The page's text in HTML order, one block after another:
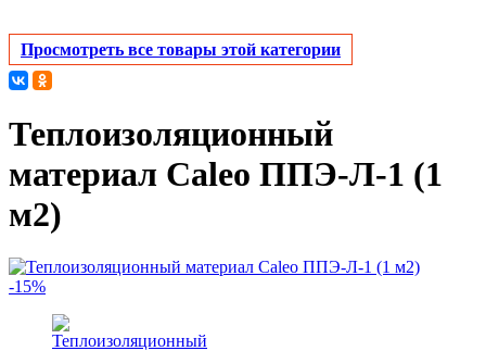
Просмотреть все товары этой категории
Теплоизоляционный
материал Caleo ППЭ-Л-1 (1
м2)
-15%